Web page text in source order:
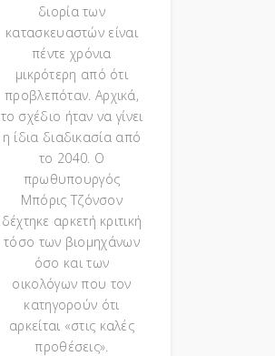
διορία των
κατασκευαστών είναι
πέντε χρόνια
μικρότερη από ότι
προβλεπόταν. Αρχικά,
το σχέδιο ήταν να γίνει
η ίδια διαδικασία από
το 2040. Ο
πρωθυπουργός
Μπόρις Τζόνσον
δέχτηκε αρκετή κριτική
τόσο των βιομηχάνων
όσο και των
οικολόγων που τον
κατηγορούν ότι
αρκείται «στις καλές
προθέσεις».